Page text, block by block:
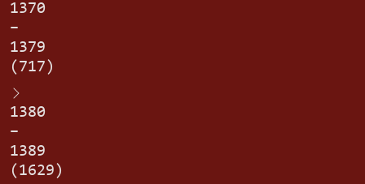
1370
–
1379
(717)
1380
–
1389
(1629)